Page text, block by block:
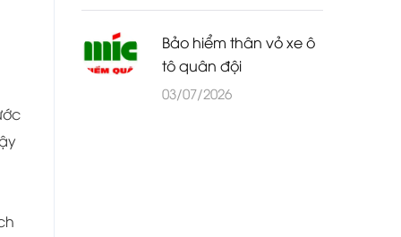
Bảo hiểm thân vỏ xe ô
tô quân đội
03/07/2026